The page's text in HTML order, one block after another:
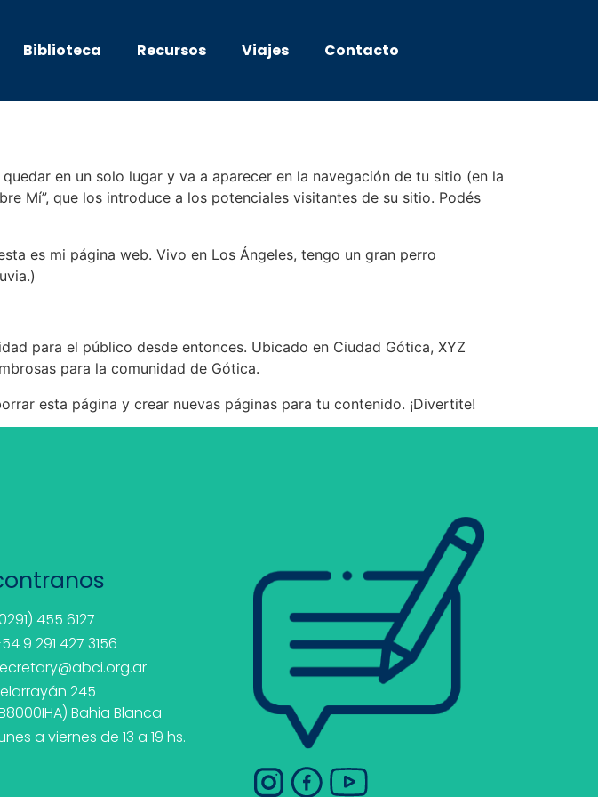
Biblioteca Recursos Viajes Contacto
en un solo lugar y va a aparecer en la navegación de tu sitio (en la
Mí”, que los introduce a los potenciales visitantes de su sitio. Podés
es mi página web. Vivo en Los Ángeles, tengo un gran perro
para el público desde entonces. Ubicado en Ciudad Gótica, XYZ
para la comunidad de Gótica.
esta página y crear nuevas páginas para tu contenido. ¡Divertite!
455 6127
9 291 427 3156
245
Bahia Blanca
a viernes de 13 a 19 hs.